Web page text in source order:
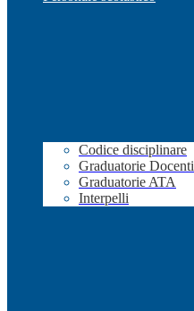
Codice disciplinare
Graduatorie Docenti
Graduatorie ATA
Interpelli